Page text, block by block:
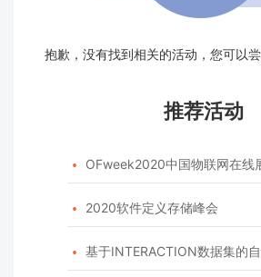
抱歉，没有找到相关的活动，您可以
推荐活动
 OFweek2020中国物联网在线
 2020软件定义存储峰会
 基于INTERACTION数据集的自动驾驶